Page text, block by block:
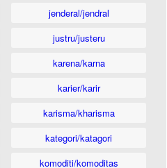
jenderal/jendral
justru/justeru
karena/karna
karier/karir
karisma/kharisma
kategori/katagori
komoditi/komoditas